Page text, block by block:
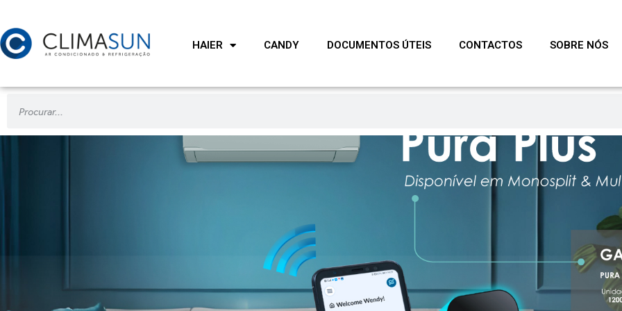
HAIER CANDY DOCUMENTOS ÚTEIS CONTACTOS SOBRE NÓS